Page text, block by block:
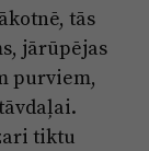
tās
jārūpējas
purviem,
tiktu